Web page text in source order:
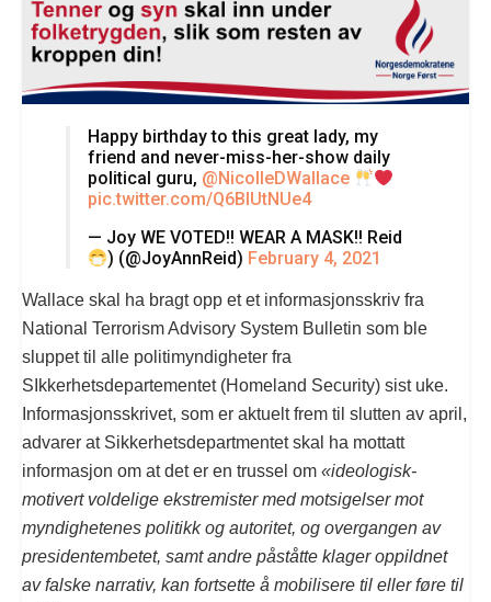
Happy birthday to this great lady, my
friend and never-miss-her-show daily
political guru, @NicolleDWallace
pic.twitter.com/Q6BIUtNUe4
— Joy WE VOTED!! WEAR A MASK!! Reid
) (@JoyAnnReid) February 4, 2021
Wallace skal ha bragt opp et et informasjonsskriv fra
National Terrorism Advisory System Bulletin som ble
sluppet til alle politimyndigheter fra
SIkkerhetsdepartementet (Homeland Security) sist uke.
Informasjonsskrivet, som er aktuelt frem til slutten av april,
advarer at Sikkerhetsdepartmentet skal ha mottatt
informasjon om at det er en trussel om «ideologisk-
motivert voldelige ekstremister med motsigelser mot
myndighetenes politikk og autoritet, og overgangen av
presidentembetet, samt andre påståtte klager oppildnet
av falske narrativ, kan fortsette å mobilisere til eller føre til